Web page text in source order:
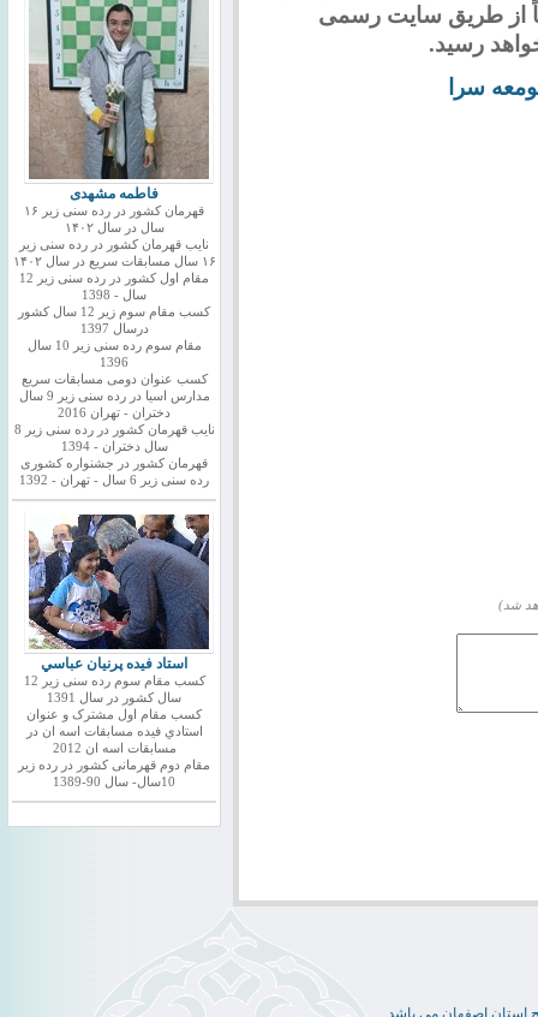
از طریق سایت رسمی
رسید.
سرا
شد)
فاطمه مشهدی
قهرمان کشور در رده سنی زیر ۱۶
سال در سال ۱۴۰۲
نایب قهرمان کشور در رده سنی زیر
۱۶ سال مسابقات سریع در سال ۱۴۰۲
مقام اول کشور در رده سنی زیر 12
سال - 1398
کسب مقام سوم زیر 12 سال کشور
درسال 1397
مقام سوم رده سنی زیر 10 سال
1396
کسب عنوان دومی مسابقات سریع
مدارس اسیا در رده سنی زیر 9 سال
دختران - تهران 2016
نایب قهرمان کشور در رده سنی زیر 8
سال دختران - 1394
قهرمان کشور در جشنواره کشوری
رده سنی زیر 6 سال - تهران - 1392
استاد فيده پرنيان عباسي
کسب مقام سوم رده سنی زیر 12
سال کشور در سال 1391
کسب مقام اول مشترک و عنوان
استادي فيده مسابقات اسه ان در
مسابقات اسه ان 2012
مقام دوم قهرمانی کشور در رده زیر
10سال- سال 90-1389